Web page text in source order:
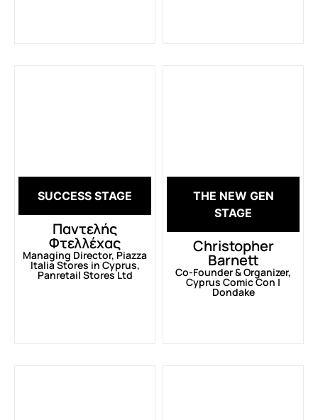
SUCCESS STAGE
Παντελής
Φτελλέχας
Managing Director, Piazza
Italia Stores in Cyprus,
Panretail Stores Ltd
THE NEW GEN
STAGE
Christopher
Barnett
Co-Founder & Organizer,
Cyprus Comic Con |
Dondake